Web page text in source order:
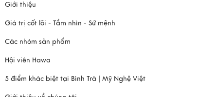
Giới thiệu
Giá trị cốt lõi - Tầm nhìn - Sứ mệnh
Các nhóm sản phẩm
Hội viên Hawa
5 điểm khác biệt tại Bình Trà | Mỹ Nghệ Việt